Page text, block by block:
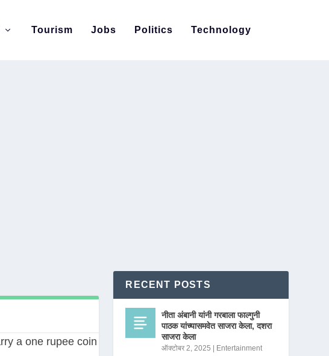
Tourism Jobs Politics Technology
RECENT POSTS
नीता अंबानी यांनी गरबाला फाल्गुनी
पाठक यांच्यासमवेत साजरा केला, दशरा
साजरा केला
ऑक्टोबर 2, 2025 Entertainment